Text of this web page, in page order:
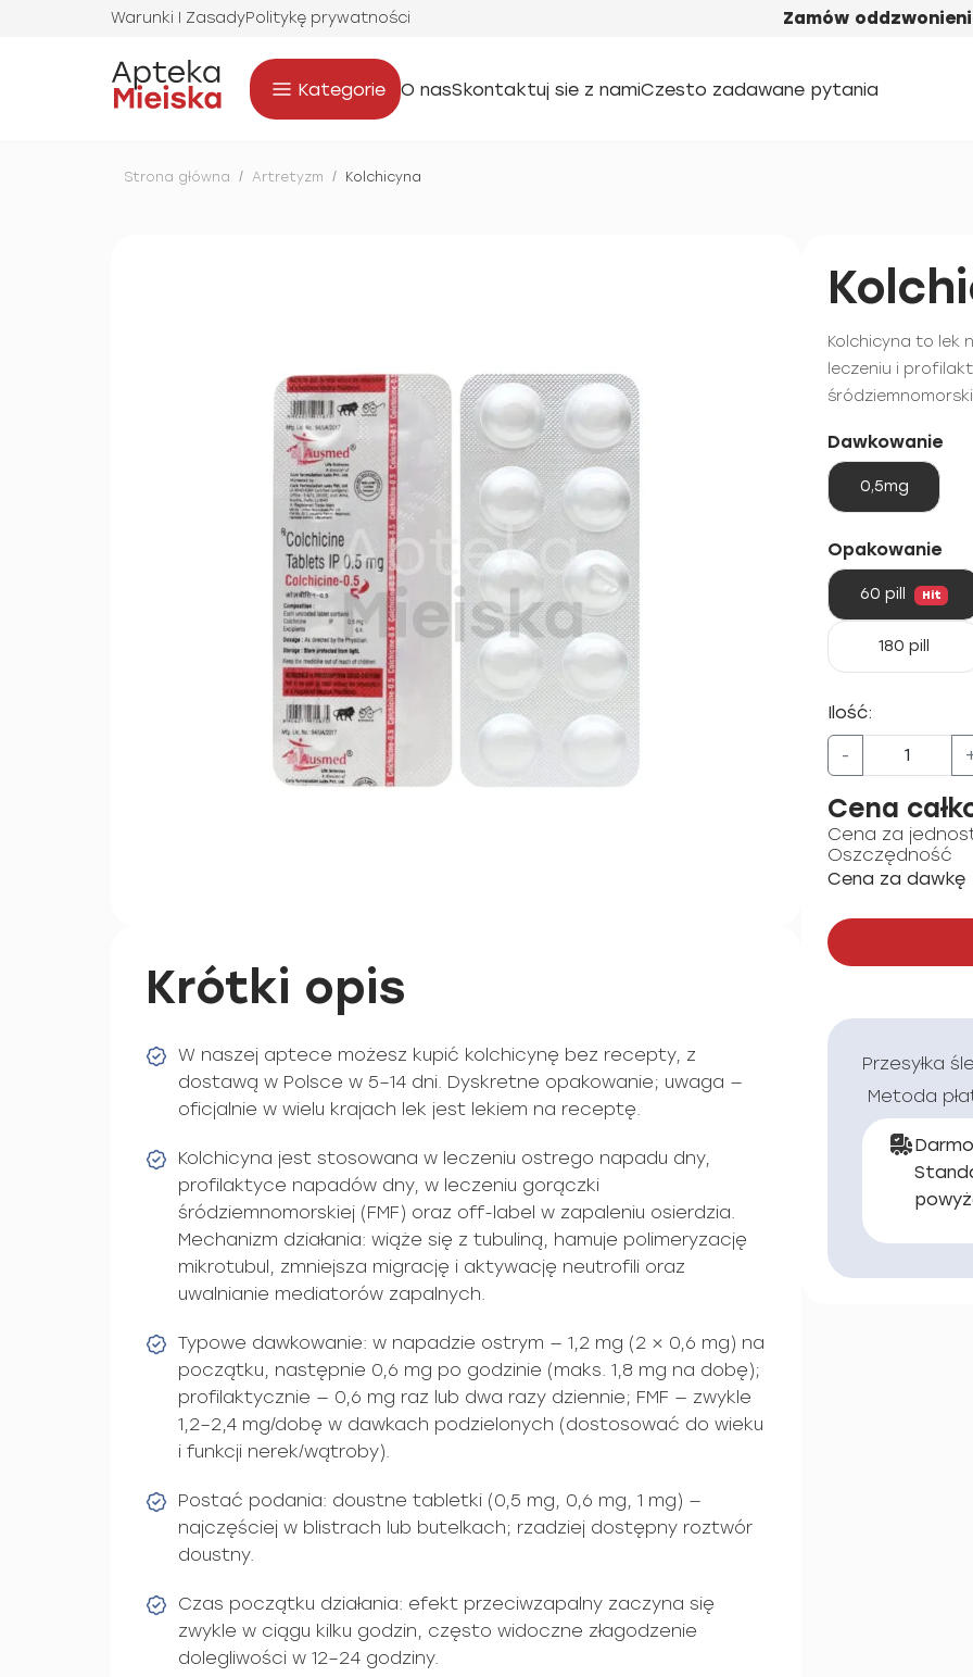
Warunki I ZasadyPolitykę prywatności Zamów
Kategorie O nasSkontaktuj sie z namiCzesto zadawane pytania
Strona główna / Artretyzm / Kolchicyna
Krótki opis
W naszej aptece możesz kupić kolchicynę bez recepty, z
dostawą w Polsce w 5–14 dni. Dyskretne opakowanie; uwaga —
oficjalnie w wielu krajach lek jest lekiem na receptę.
Kolchicyna jest stosowana w leczeniu ostrego napadu dny,
profilaktyce napadów dny, w leczeniu gorączki
śródziemnomorskiej (FMF) oraz off-label w zapaleniu osierdzia.
Mechanizm działania: wiąże się z tubuliną, hamuje polimeryzację
mikrotubul, zmniejsza migrację i aktywację neutrofili oraz
uwalnianie mediatorów zapalnych.
Typowe dawkowanie: w napadzie ostrym — 1,2 mg (2 × 0,6 mg) na
początku, następnie 0,6 mg po godzinie (maks. 1,8 mg na dobę);
profilaktycznie — 0,6 mg raz lub dwa razy dziennie; FMF — zwykle
1,2–2,4 mg/dobę w dawkach podzielonych (dostosować do wieku
i funkcji nerek/wątroby).
Postać podania: doustne tabletki (0,5 mg, 0,6 mg, 1 mg) —
najczęściej w blistrach lub butelkach; rzadziej dostępny roztwór
doustny.
Czas początku działania: efekt przeciwzapalny zaczyna się
zwykle w ciągu kilku godzin, często widoczne złagodzenie
dolegliwości w 12–24 godziny.
Kolchicyna to lek
leczeniu i
Dawkowanie
0,5mg
Opakowanie
60 pill Hit
180 pill
Ilość:
-
Cena
Cena za
Oszczędność
Cena za dawkę
Przesyłka
Metoda